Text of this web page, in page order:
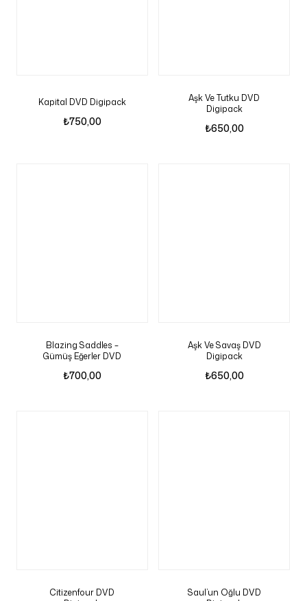
Kapital DVD Digipack
₺750,00
Aşk Ve Tutku DVD
Digipack
₺650,00
Blazing Saddles –
Gümüş Eğerler DVD
₺700,00
Aşk Ve Savaş DVD
Digipack
₺650,00
Citizenfour DVD
Saul’un Oğlu DVD